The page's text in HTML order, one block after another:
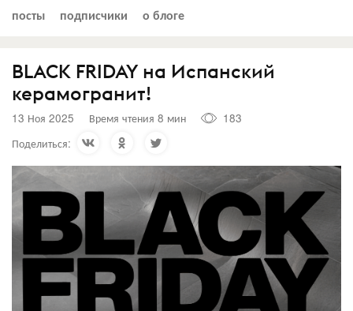
посты подписчики о блоге
BLACK FRIDAY на Испанский
керамогранит!
13 Ноя 2025 Время чтения 8 мин
183
Поделиться: